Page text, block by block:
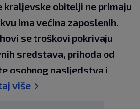
kraljevske obitelji ne primaju
ima većina zaposlenih.
se troškovi pokrivaju
sredstava, prihoda od
osobnog nasljedstva i
više